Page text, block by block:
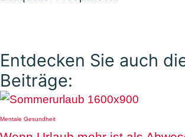
Entdecken Sie auch
Beiträge:
Mentale Gesundheit